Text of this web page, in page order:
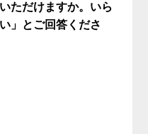
ただけますか。いら
」とご回答くださ